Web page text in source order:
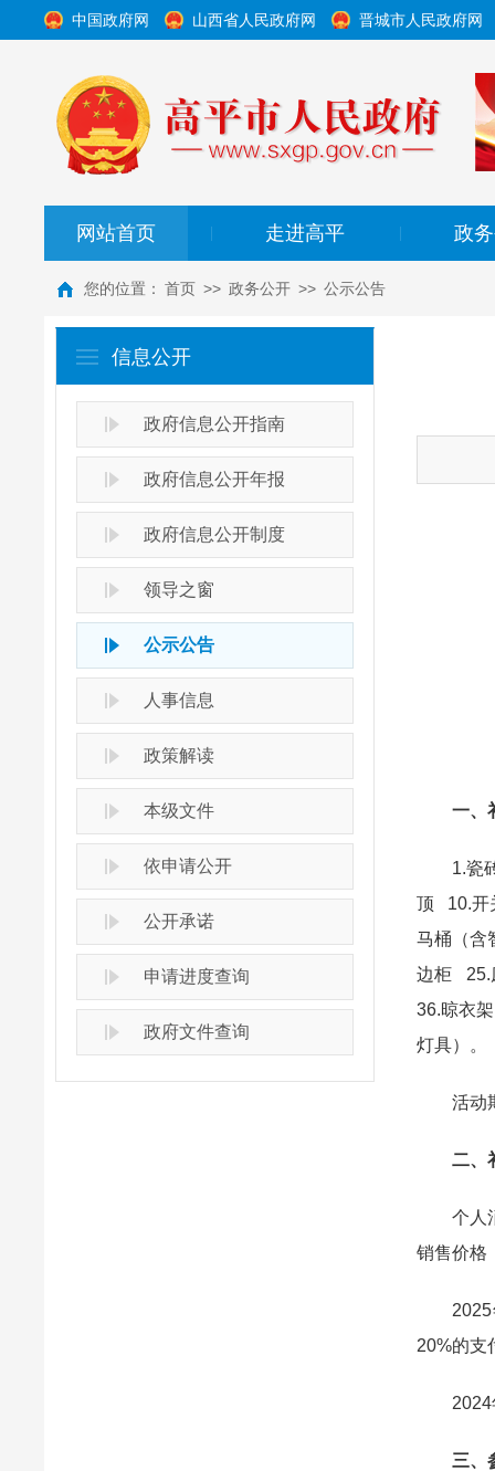
中国政府网 山西省人民政府网 晋城市人民政府网
网站首页 走进高平 政
您的位置： 首页 >> 政务公开 >> 公示公告
信息公开
政府信息公开指南
政府信息公开年报
政府信息公开制度
领导之窗
公示公告
人事信息
政策解读
本级文件
依申请公开
公开承诺
申请进度查询
政府文件查询
一、
1.瓷砖
顶 10.开
马桶（
边柜
36.晾衣
灯具）。
活动期
二、
个人消
销售价格
2025年
20%的支
2024年
三、